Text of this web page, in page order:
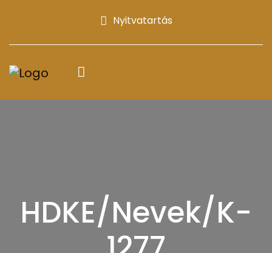
Nyitvatartás
HDKE/Nevek/K-